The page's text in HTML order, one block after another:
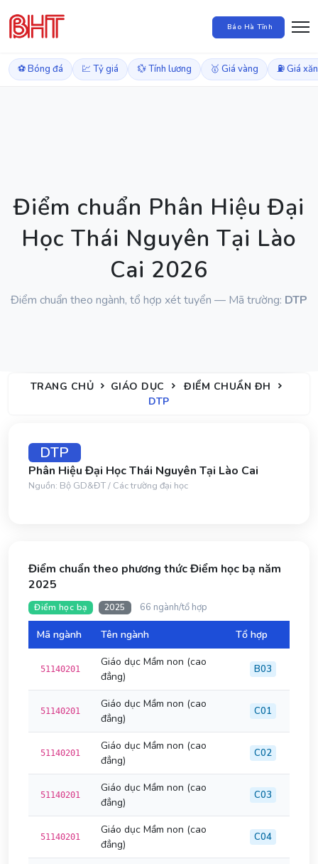
Báo Hà Tĩnh
⚽ Bóng đá 💹 Tỷ giá 💱 Tính lương 🥇 Giá vàng ⛽ Giá
Điểm chuẩn Phân Hiệu Đại
Học Thái Nguyên Tại Lào
Cai 2026
Điểm chuẩn theo ngành, tổ hợp xét tuyển — Mã trường: DTP
TRANG CHỦ GIÁO DỤC
ĐIỂM CHUẨN ĐH
DTP
DTP
Phân Hiệu Đại Học Thái Nguyên Tại Lào Cai
Nguồn: Bộ GD&ĐT / Các trường đại học
Điểm chuẩn theo phương thức Điểm học bạ năm
2025
Điểm học bạ 2025 66 ngành/tổ hợp
Mã ngành Tên ngành Tổ hợp
51140201
Giáo dục Mầm non (cao
đẳng)
B03
51140201
Giáo dục Mầm non (cao
đẳng)
C01
51140201
Giáo dục Mầm non (cao
đẳng)
C02
51140201
Giáo dục Mầm non (cao
đẳng)
C03
51140201
Giáo dục Mầm non (cao
đẳng)
C04